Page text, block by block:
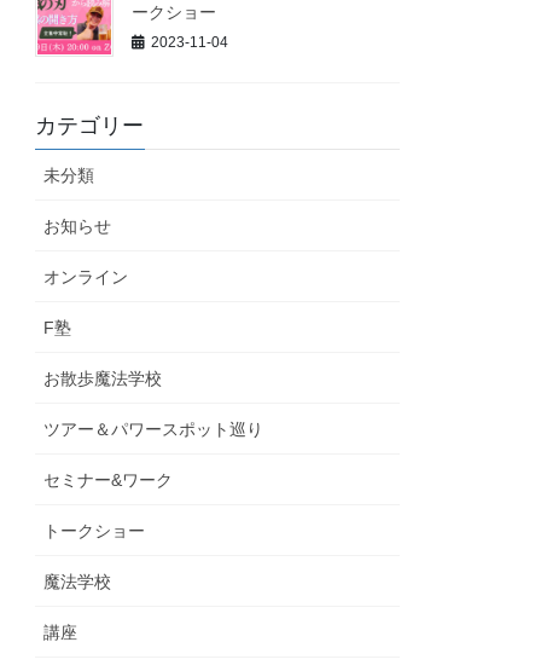
ークショー
2023-11-04
カテゴリー
未分類
お知らせ
オンライン
F塾
お散歩魔法学校
ツアー＆パワースポット巡り
セミナー&ワーク
トークショー
魔法学校
講座